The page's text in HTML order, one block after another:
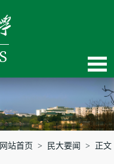
网站首页 > 民大要闻 > 正文